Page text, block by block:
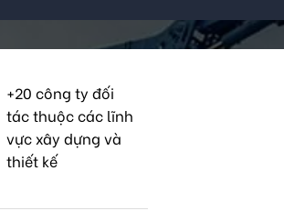
+20 công ty đối
tác thuộc các lĩnh
vực xây dựng và
thiết kế